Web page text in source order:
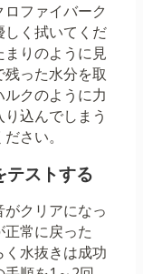
ファイバーク
しく拭いてくだ
りのように見
った水分を取
クのように力
込んでしまう
さい。
テストする
クリアになっ
常に戻った
水抜きは成功